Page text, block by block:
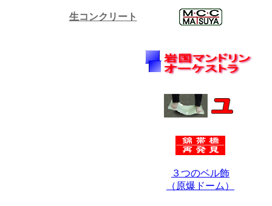
生コンクリート
３つのベル飾
（原爆ドーム）